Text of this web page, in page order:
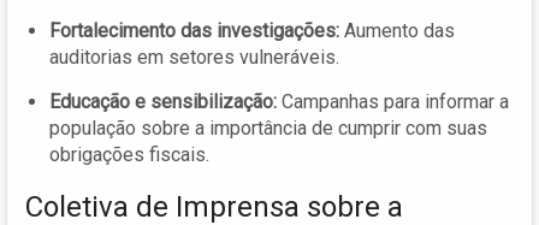
Fortalecimento das investigações: Aumento das
auditorias em setores vulneráveis.
Educação e sensibilização: Campanhas para informar a
população sobre a importância de cumprir com suas
obrigações fiscais.
Coletiva de Imprensa sobre a